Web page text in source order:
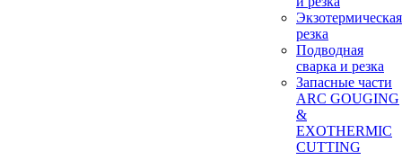
Экзотермическая
резка
Подводная
сварка и резка
Запасные части
ARC GOUGING
&
EXOTHERMIC
CUTTING